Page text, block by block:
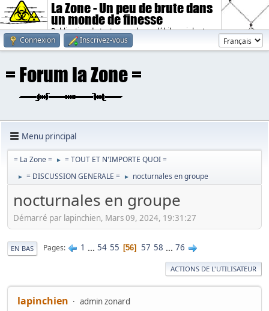
La Zone - Un peu de brute dans
un monde de finesse
Publication de textes sombres, débiles, violents.
Connexion
Inscrivez-vous
Menu principal
= La Zone = ► = TOUT ET N'IMPORTE QUOI =
► = DISCUSSION GENERALE = ► nocturnales en groupe
nocturnales en groupe
Démarré par lapinchien, Mars 09, 2024, 19:31:27
EN BAS Pages 1 ... 54 55 56 57 58 ... 76
ACTIONS DE L'UTILISATEUR
lapinchien
admin zonard